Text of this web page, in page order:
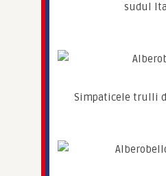
sudul
Simpaticele trulli